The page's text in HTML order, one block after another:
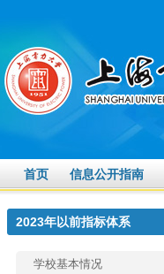
首页 信息公开指南
2023年以前指标体系
学校基本情况